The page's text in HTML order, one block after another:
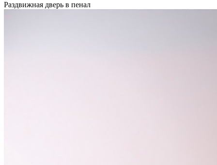
Раздвижная дверь в пенал